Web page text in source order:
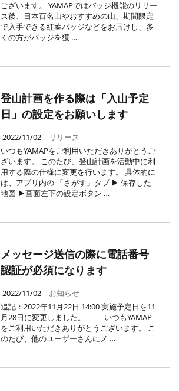
ございます。 YAMAPではバッジ機能のリリー
ス後、日本百名山やおすすめの山、期間限定
で入手できる紅葉バッジなどをお届けし、多
くの方がバッジを獲 …
登山計画を作る際は「入山予定
日」の設定をお願いします
2022/11/02 -リリース
いつもYAMAPをご利用いただきありがとうご
ざいます。 このたび、登山計画を活動中に利
用する際の仕様に変更を行います。 具体的に
は、アプリ内の 「さがす」タブ ▶ 保存した
地図 ▶画面左下の設定ボタン …
メッセージ送信の際に電話番号
認証が必須になります
2022/11/02 -お知らせ
追記：2022年11月22日 14:00 実施予定日を11
月28日に変更しました。 —— いつもYAMAP
をご利用いただきありがとうございます。 こ
のたび、他のユーザーさんにメ …